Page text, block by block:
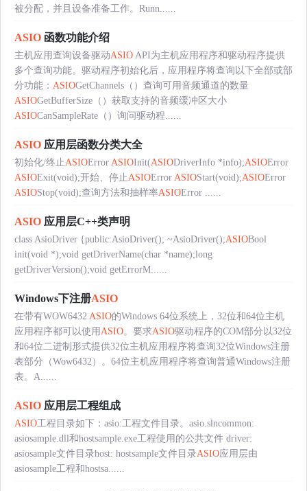
被分配，并且设备准备工作。Runn......
ASIO 函数功能介绍
主机应用查询设备驱动ASIO API为主机应用程序和驱动程序提供
多个查询功能。驱动程序初始化后，应用程序将查询以下全部或部
分功能： ASIOGetChannels（）查询可用音频通道的数量
ASIOGetBufferSize（）获取支持的音频缓冲区大小
ASIOCanSampleRate（）询问驱动程......
ASIO 应用层函数分类大全
初始化/终止ASIOError ASIOInit(ASIODriverInfo *info);ASIOError
ASIOExit(void);开始、停止ASIOError ASIOStart(void);ASIOError
ASIOStop(void);查询方法和抽样率ASIOError ......
ASIO 应用层C++类声明
class AsioDriver {public:AsioDriver(); ~AsioDriver();ASIOBool
init(void *);void getDriverName(char *name);long
getDriverVersion();void getErrorM......
Windows下注册ASIO
在带有WOW6432 ASIO的Windows 64位系统上，32位和64位主机
应用程序都可以使用ASIO。要求ASIO驱动程序的COM部分以32位
和64位二进制形式提供32位主机应用程序将查询32位Windows注册
表部分（Wow6432）。64位主机应用程序将查询普通Windows注册
表。A......
ASIO 应用层工程组成
ASIO工程目录如下：asio:工程文件目录。asio.slncommon:
asiosample.dll和hostsample.exe工程使用的公共文件 driver:
asiosample文件目录host: hostsample文件目录ASIO应用层由
asiosample工程和hostsa......